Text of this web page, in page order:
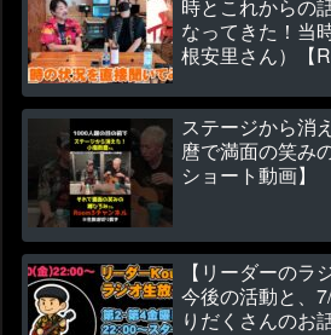
時とこれからの
なってきた！当
根安里さん）【
ステージから消
麿で満面の笑み
ショート動画】
【リーダーの
今後の活動と、
りだくさんのお